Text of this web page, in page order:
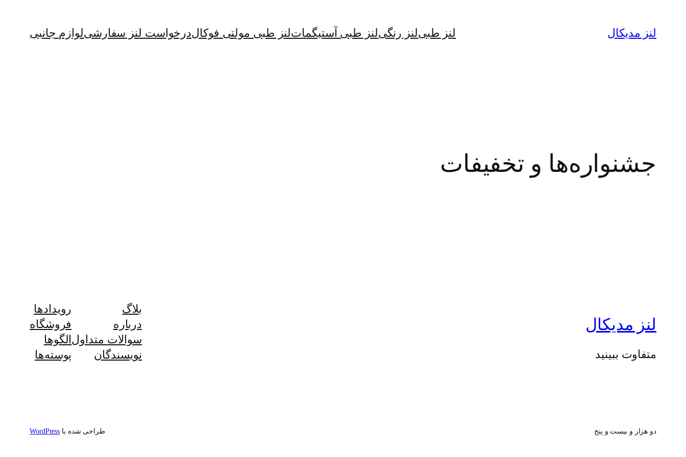
لنز مدیکال لنز طبیلنز رنگیلنز طبی آستیگماتلنز طبی مولتی فوکالدرخواست لنز سفارشیلوازم جانبی
جشنواره‌ها و تخفیفات
لنز مدیکال
متفاوت ببینید
بلاگ
درباره
سوالات متداول
نویسندگان
رویدادها
فروشگاه
الگوها
پوسته‌ها
دو هزار و بیست و پنج طراحی شده با WordPress